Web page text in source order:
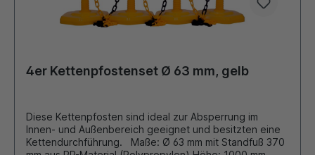
4er Kettenpfostenset Ø 63 mm, gelb
Diese Kettenpfosten sind ideal zur Absperrung im
Innen- und Außenbereich geeignet und besitzten eine
Kettendurchführung. Maße: Ø 63 mm mit Standfuß 370